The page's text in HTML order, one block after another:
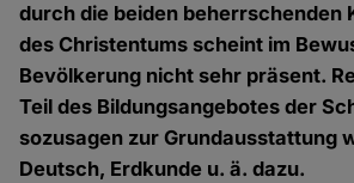
durch die beiden beherrschenden
des Christentums scheint im
Bevölkerung nicht sehr präsent.
Teil des Bildungsangebotes der
sozusagen zur Grundausstattung
Deutsch, Erdkunde u. ä. dazu.